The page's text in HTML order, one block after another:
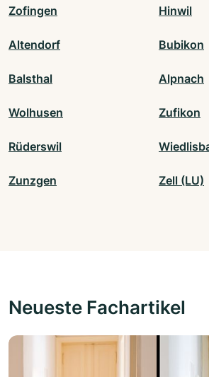
Zofingen Hinwil
Altendorf Bubikon
Balsthal Alpnach
Wolhusen Zufikon
Rüderswil
Zunzgen Zell (LU)
Neueste Fachartikel